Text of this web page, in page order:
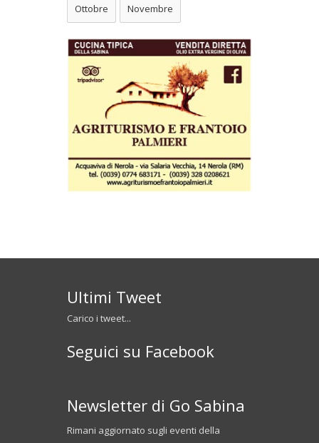
Ottobre Novembre
Ultimi Tweet
Carico i tweet...
Seguici su Facebook
Newsletter di Go Sabina
Rimani aggiornato sugli eventi della